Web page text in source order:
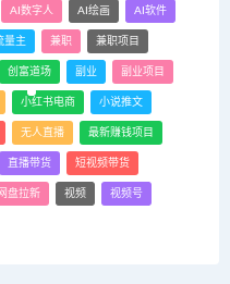
AI数字人 AI绘画 AI软件
量主 兼职 兼职项目
创富道场 副业 副业项目
小红书电商 小说推文
无人直播 最新赚钱项目
直播带货 短视频带货
网盘拉新 视频 视频号